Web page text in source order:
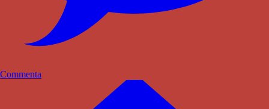
Commenta